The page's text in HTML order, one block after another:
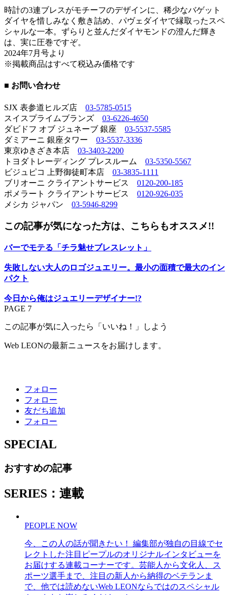
時計の3連ブレスがモチーフのデザインに、稀少なバゲット
ダイヤを惜しみなく敷き詰め、パヴェダイヤで縁取ったスペ
シャルな一本。ずらりと並んだダイヤモンドの澄んだ輝き
は、実に圧巻ですぞ。
2024年7月号より
※掲載商品はすべて税込み価格です
■ お問い合わせ
SJX 表参道ヒルズ店 03-5785-0515
スイスプライムブランズ 03-6226-4650
ダビドフ オブ ジュネーブ 銀座 03-5537-5585
ダミアーニ 銀座タワー 03-5537-3336
東京ゆきざき本店 03-3403-2200
トヨダトレーディング プレスルーム 03-5350-5567
ビジュピコ 上野御徒町本店 03-3835-1111
ブリオーニ クライアントサービス 0120-200-185
ポメラート クライアントサービス 0120-926-035
メシカ ジャパン 03-5946-8299
この記事が気になった方は、こちらもオススメ!!
バーでモテる「チラ魅せブレスレット」
失敗しない大人のロゴジュエリー。最小の面積で最大のイン
パクト
今日から俺はジュエリーデザイナー!?
PAGE 7
この記事が気に入ったら「いいね！」しよう
Web LEONの最新ニュースをお届けします。
フォロー
フォロー
友だち追加
フォロー
SPECIAL
おすすめの記事
SERIES：連載
PEOPLE NOW
今、この人の話が聞きたい！ 編集部が独自の目線でセ
レクトした注目ピープルのオリジナルインタビューを
お届けする連載コーナーです。芸能人から文化人、ス
ポーツ選手まで、注目の新人から納得のベテランま
で、他では読めないWeb LEONならではのスペシャル